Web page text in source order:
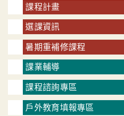
課程計畫
選課資訊
暑期重補修課程
課業輔導
課程諮詢專區
戶外教育填報專區